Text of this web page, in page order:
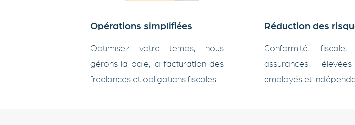
Opérations simplifiées
Optimisez votre temps, nous
gérons la paie, la facturation des
freelances et obligations fiscales
Réduction des
Conformité
assurances
employés et